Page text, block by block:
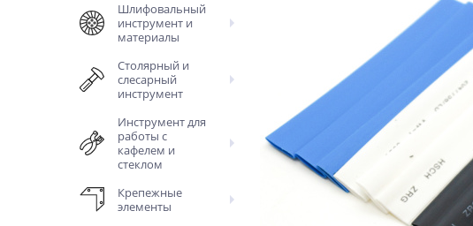
Шлифовальный
инструмент и
материалы
Столярный и
слесарный
инструмент
Инструмент для
работы с
кафелем и
стеклом
Крепежные
элементы